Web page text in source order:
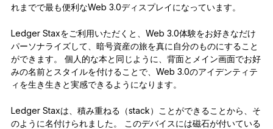
れまでで最も便利なWeb 3.0ディスプレイになっています。
Ledger Staxをご利用いただくと、Web 3.0体験をお好きなだけ
パーソナライズして、暗号資産の旅を真に自分のものにすること
ができます。 個人的な本と同じように、背面とメイン画面でお好
みの名前とスタイルを付けることで、Web 3.0のアイデンティテ
ィを生き生きと実感できるようになります。
Ledger Staxは、積み重ねる（stack）ことができることから、そ
のように名付けられました。 このデバイスには磁石が付いている